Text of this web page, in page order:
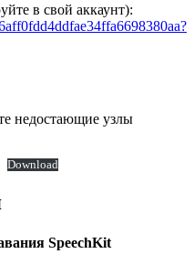
в свой аккаунт):
недостающие узлы
Download
SpeechKit